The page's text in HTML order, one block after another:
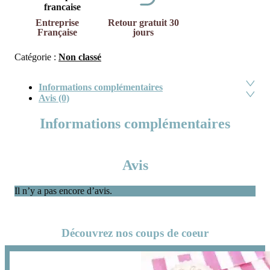
Entreprise
Française
Retour gratuit 30
jours
Catégorie : Non classé
Informations complémentaires
Avis (0)
Informations complémentaires
Avis
Il n’y a pas encore d’avis.
Découvrez nos coups de coeur